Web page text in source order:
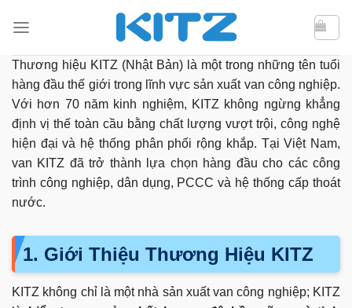
qua
dungThương hiệu KITZ (Nhật Bản) là một trong những tên tuổi
hàng đầu thế giới trong lĩnh vực sản xuất van công nghiệp.
Với hơn 70 năm kinh nghiệm, KITZ không ngừng khẳng
định vị thế toàn cầu bằng chất lượng vượt trội, công nghệ
hiện đại và hệ thống phân phối rộng khắp. Tại Việt Nam,
van KITZ đã trở thành lựa chọn hàng đầu cho các công
trình công nghiệp, dân dụng, PCCC và hệ thống cấp thoát
nước.
1. Giới Thiệu Thương Hiệu KITZ
KITZ không chỉ là một nhà sản xuất van công nghiệp; KITZ